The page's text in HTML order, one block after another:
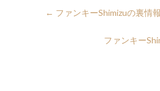
← ファンキーShimizuの裏情
ファンキー